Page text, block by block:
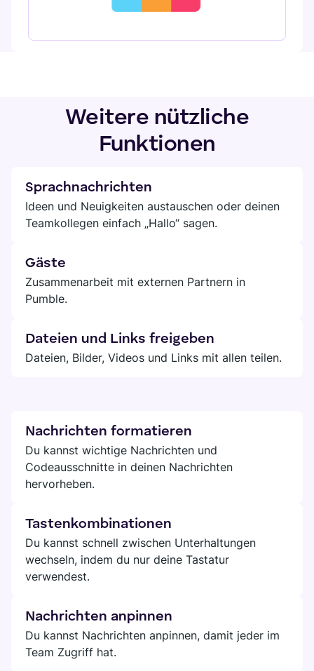
Weitere nützliche
Funktionen
Sprachnachrichten
Ideen und Neuigkeiten austauschen oder deinen
Teamkollegen einfach „Hallo“ sagen.
Gäste
Zusammenarbeit mit externen Partnern in
Pumble.
Dateien und Links freigeben
Dateien, Bilder, Videos und Links mit allen teilen.
Nachrichten formatieren
Du kannst wichtige Nachrichten und
Codeausschnitte in deinen Nachrichten
hervorheben.
Tastenkombinationen
Du kannst schnell zwischen Unterhaltungen
wechseln, indem du nur deine Tastatur
verwendest.
Nachrichten anpinnen
Du kannst Nachrichten anpinnen, damit jeder im
Team Zugriff hat.